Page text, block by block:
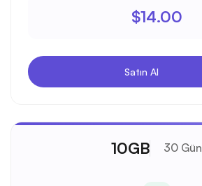
$14.00
Satın Al
10GB 30 Gün